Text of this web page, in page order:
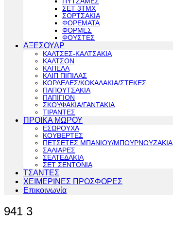
ΣΕΤ 3ΤΜΧ
ΣΟΡΤΣΑΚΙΑ
ΦΟΡΕΜΑΤΑ
ΦΟΡΜΕΣ
ΦΟΥΣΤΕΣ
ΑΞΕΣΟΥΑΡ
ΚΑΛΤΣΕΣ-ΚΑΛΤΣΑΚΙΑ
ΚΑΛΤΣΟΝ
ΚΑΠΕΛΑ
ΚΛΙΠ ΠΙΠΙΛΑΣ
ΚΟΡΔΕΛΕΣ/ΚΟΚΑΛΑΚΙΑ/ΣΤΕΚΕΣ
ΠΑΠΟΥΤΣΑΚΙΑ
ΠΑΠΙΓΙΟΝ
ΣΚΟΥΦΑΚΙΑ/ΓΑΝΤΑΚΙΑ
ΤΙΡΑΝΤΕΣ
ΠΡΟΙΚΑ ΜΩΡΟΥ
ΕΣΩΡΟΥΧΑ
ΚΟΥΒΕΡΤΕΣ
ΠΕΤΣΕΤΕΣ ΜΠΑΝΙΟΥ/ΜΠΟΥΡΝΟΥΖΑΚΙΑ
ΣΑΛΙΑΡΕΣ
ΣΕΛΤΕΔΑΚΙΑ
ΣΕΤ ΣΕΝΤΟΝΙΑ
ΤΣΑΝΤΕΣ
ΧΕΙΜΕΡΙΝΕΣ ΠΡΟΣΦΟΡΕΣ
Επικοινωνία
941 3